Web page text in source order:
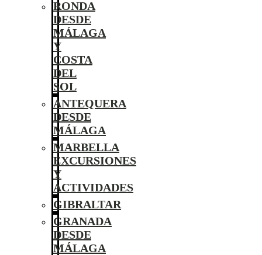
RONDA
DESDE
MÁLAGA
Y
COSTA
DEL
SOL
ANTEQUERA
DESDE
MÁLAGA
MARBELLA
EXCURSIONES
Y
ACTIVIDADES
GIBRALTAR
GRANADA
DESDE
MÁLAGA